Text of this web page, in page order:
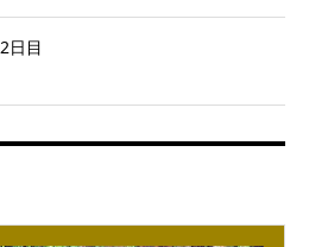
日目